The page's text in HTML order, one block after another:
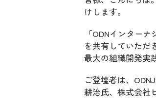
けします。
「ODNインター
を共有していただ
最大の組織開発実
ご登壇者は、
耕治氏、株式会社